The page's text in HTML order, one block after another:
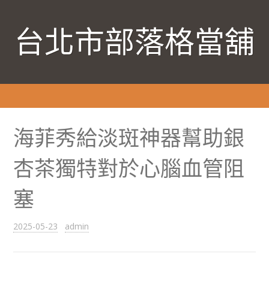
台北市部落格當舖
海菲秀給淡斑神器幫助銀
杏茶獨特對於心腦血管阻
塞
2025-05-23 admin